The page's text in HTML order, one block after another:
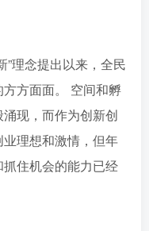
”理念提出以来，全民
方面面。 空间和孵
现，而作为创新创
理想和激情，但年
住机会的能力已经